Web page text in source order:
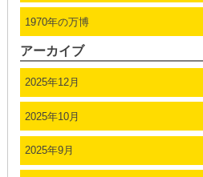
1970年の万博
アーカイブ
2025年12月
2025年10月
2025年9月